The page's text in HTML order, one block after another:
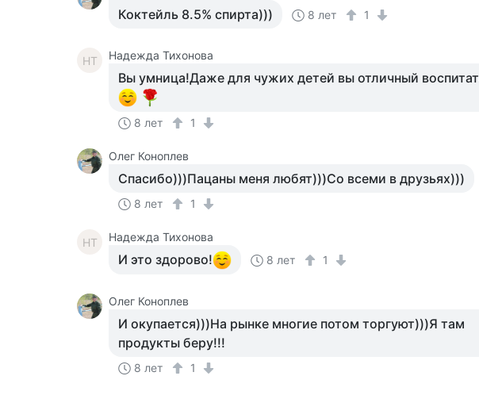
Коктейль 8.5% спирта))) 8 лет 1
НТ Надежда Тихонова
Вы умница!Даже для чужих детей вы отличный
8 лет 1
Олег Коноплев
Спасибо)))Пацаны меня любят)))Со всеми в друзьях)))
8 лет 1
НТ Надежда Тихонова
И это здорово! 8 лет 1
Олег Коноплев
И окупается)))На рынке многие потом торгуют)))Я там
продукты беру!!!
8 лет 1